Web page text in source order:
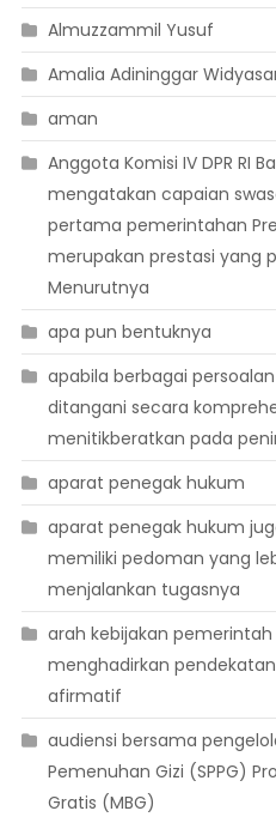
Almuzzammil Yusuf
Amalia Adininggar
aman
Anggota Komisi IV DPR RI
mengatakan capaian
pertama pemerintahan
merupakan prestasi yang
Menurutnya
apa pun bentuknya
apabila berbagai
ditangani secara
menitikberatkan pada
aparat penegak hukum
aparat penegak hukum
memiliki pedoman yang
menjalankan tugasnya
arah kebijakan
menghadirkan
afirmatif
audiensi bersama
Pemenuhan Gizi (SPPG)
Gratis (MBG)